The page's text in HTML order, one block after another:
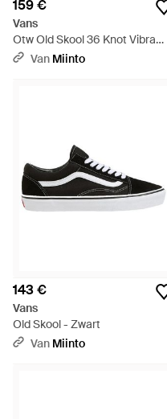
159 €
Vans
Otw Old Skool 36 Knot Vibram -
GrijsVan Miinto
143 €
Vans
Old Skool - Zwart
Van Miinto